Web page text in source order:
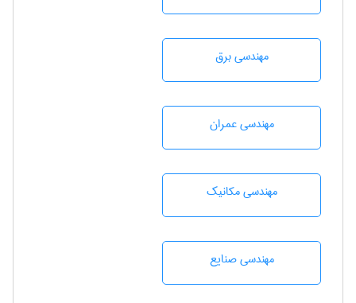
مهندسی برق
مهندسی عمران
مهندسی مکانیک
مهندسی صنايع